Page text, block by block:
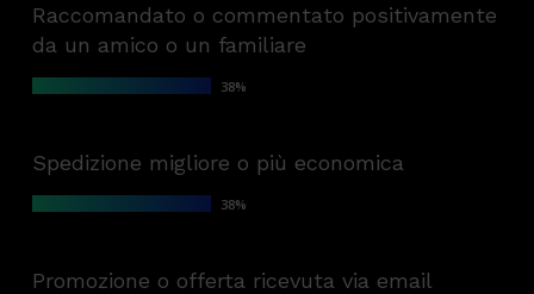
Raccomandato o commentato positivamente
da un amico o un familiare
38%
Spedizione migliore o più economica
38%
Promozione o offerta ricevuta via email